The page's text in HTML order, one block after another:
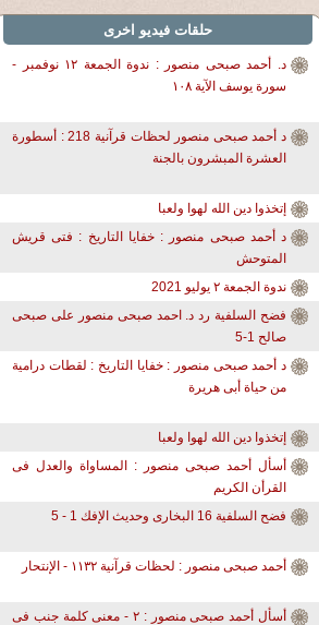
حلقات فيديو اخرى
د. أحمد صبحى منصور : ندوة الجمعة ١٢ نوفمبر -
سورة يوسف الآية ١٠٨
د أحمد صبحى منصور لحظات قرآنية 218 : أسطورة
العشرة المبشرون بالجنة
إتخذوا دين الله لهوا ولعبا
د أحمد صبحى منصور : خفايا التاريخ : فتى قريش
المتوحش
ندوة الجمعة ٢ يوليو 2021
فضح السلفية رد د. احمد صبحى منصور على صبحى
صالح 1-5
د أحمد صبحى منصور : خفايا التاريخ : لقطات درامية
من حياة أبى هريرة
إتخذوا دين الله لهوا ولعبا
أسأل أحمد صبحى منصور : المساواة والعدل فى
القرأن الكريم
فضح السلفية 16 البخارى وحديث الإفك 1 - 5
أحمد صبحى منصور : لحظات قرآنية ١١٣٢ - الإنتحار
أسأل أحمد صبحى منصور : ٢ - معنى كلمة جنب فى